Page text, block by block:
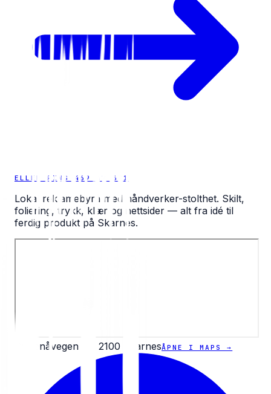
ELLER RING 469 47 391
Lokal reklamebyrå med håndverker-stolthet. Skilt,
foliering, trykk, klær og nettsider — alt fra idé til
ferdig produkt på Skarnes.
Diesenåvegen 35, 2100 SkarnesÅPNE I MAPS →